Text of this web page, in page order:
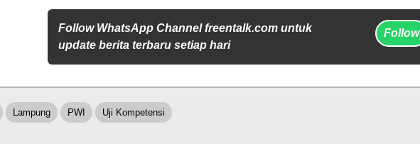
Follow WhatsApp Channel freentalk.com untuk
update berita terbaru setiap hari
Follow
Lampung PWI Uji Kompetensi